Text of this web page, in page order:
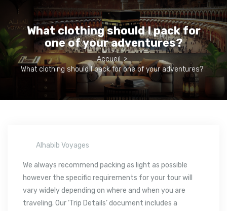
What clothing should I pack for
one of your adventures?
Accueil >
What clothing should I pack for one of your adventures?
Alhabib Voyages
We always recommend packing as light as possible
however the specific requirements for your tour will
vary widely depending on where and when you are
traveling. Our ‘Trip Details’ document includes a